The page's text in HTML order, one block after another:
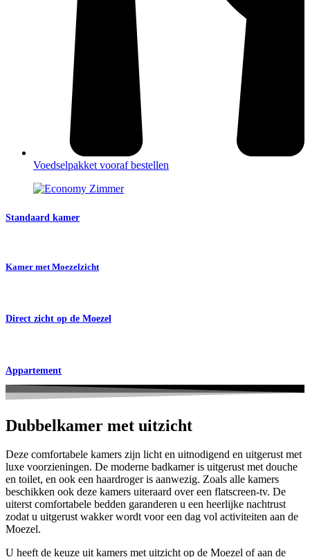
Voedselpakket vooraf bestellen
Standaard kamer
Kamer met Moezelzicht
Direct zicht op de Moezel
Appartement
Dubbelkamer met uitzicht
Deze comfortabele kamers zijn licht en uitnodigend en uitgerust met
luxe voorzieningen. De moderne badkamer is uitgerust met douche
en toilet, en ook een haardroger is aanwezig. Zoals alle kamers
beschikken ook deze kamers uiteraard over een flatscreen-tv. De
uiterst comfortabele bedden garanderen u een heerlijke nachtrust
zodat u uitgerust wakker wordt voor een dag vol activiteiten aan de
Moezel.
U heeft de keuze uit kamers met uitzicht op de Moezel of aan de